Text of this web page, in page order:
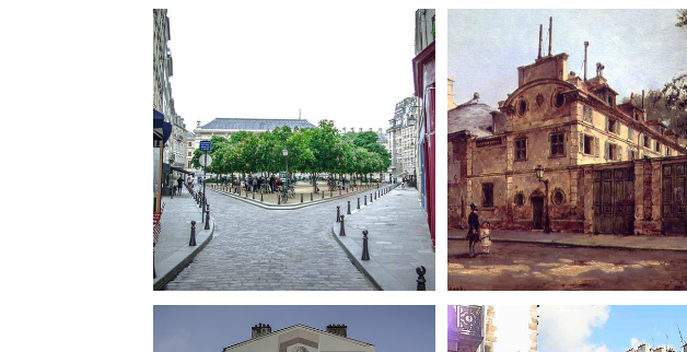
Déambulation au fil de la
Comédie Humaine